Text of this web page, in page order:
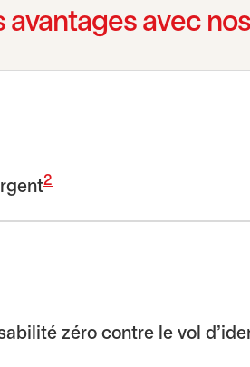
avantages avec
2
zéro contre le vol